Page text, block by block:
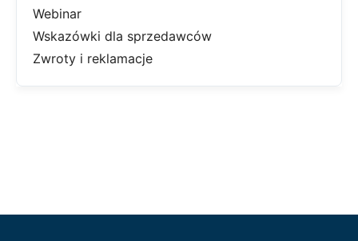
Webinar
Wskazówki dla sprzedawców
Zwroty i reklamacje